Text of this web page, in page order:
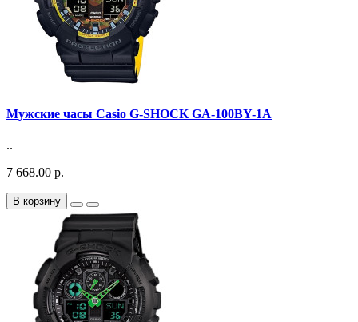
Мужские часы Casio G-SHOCK GA-100BY-1A
..
7 668.00 р.
В корзину